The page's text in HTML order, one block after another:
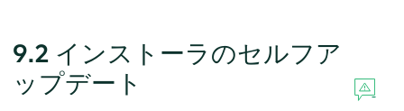
9.2 インストーラのセルフア
ップデート